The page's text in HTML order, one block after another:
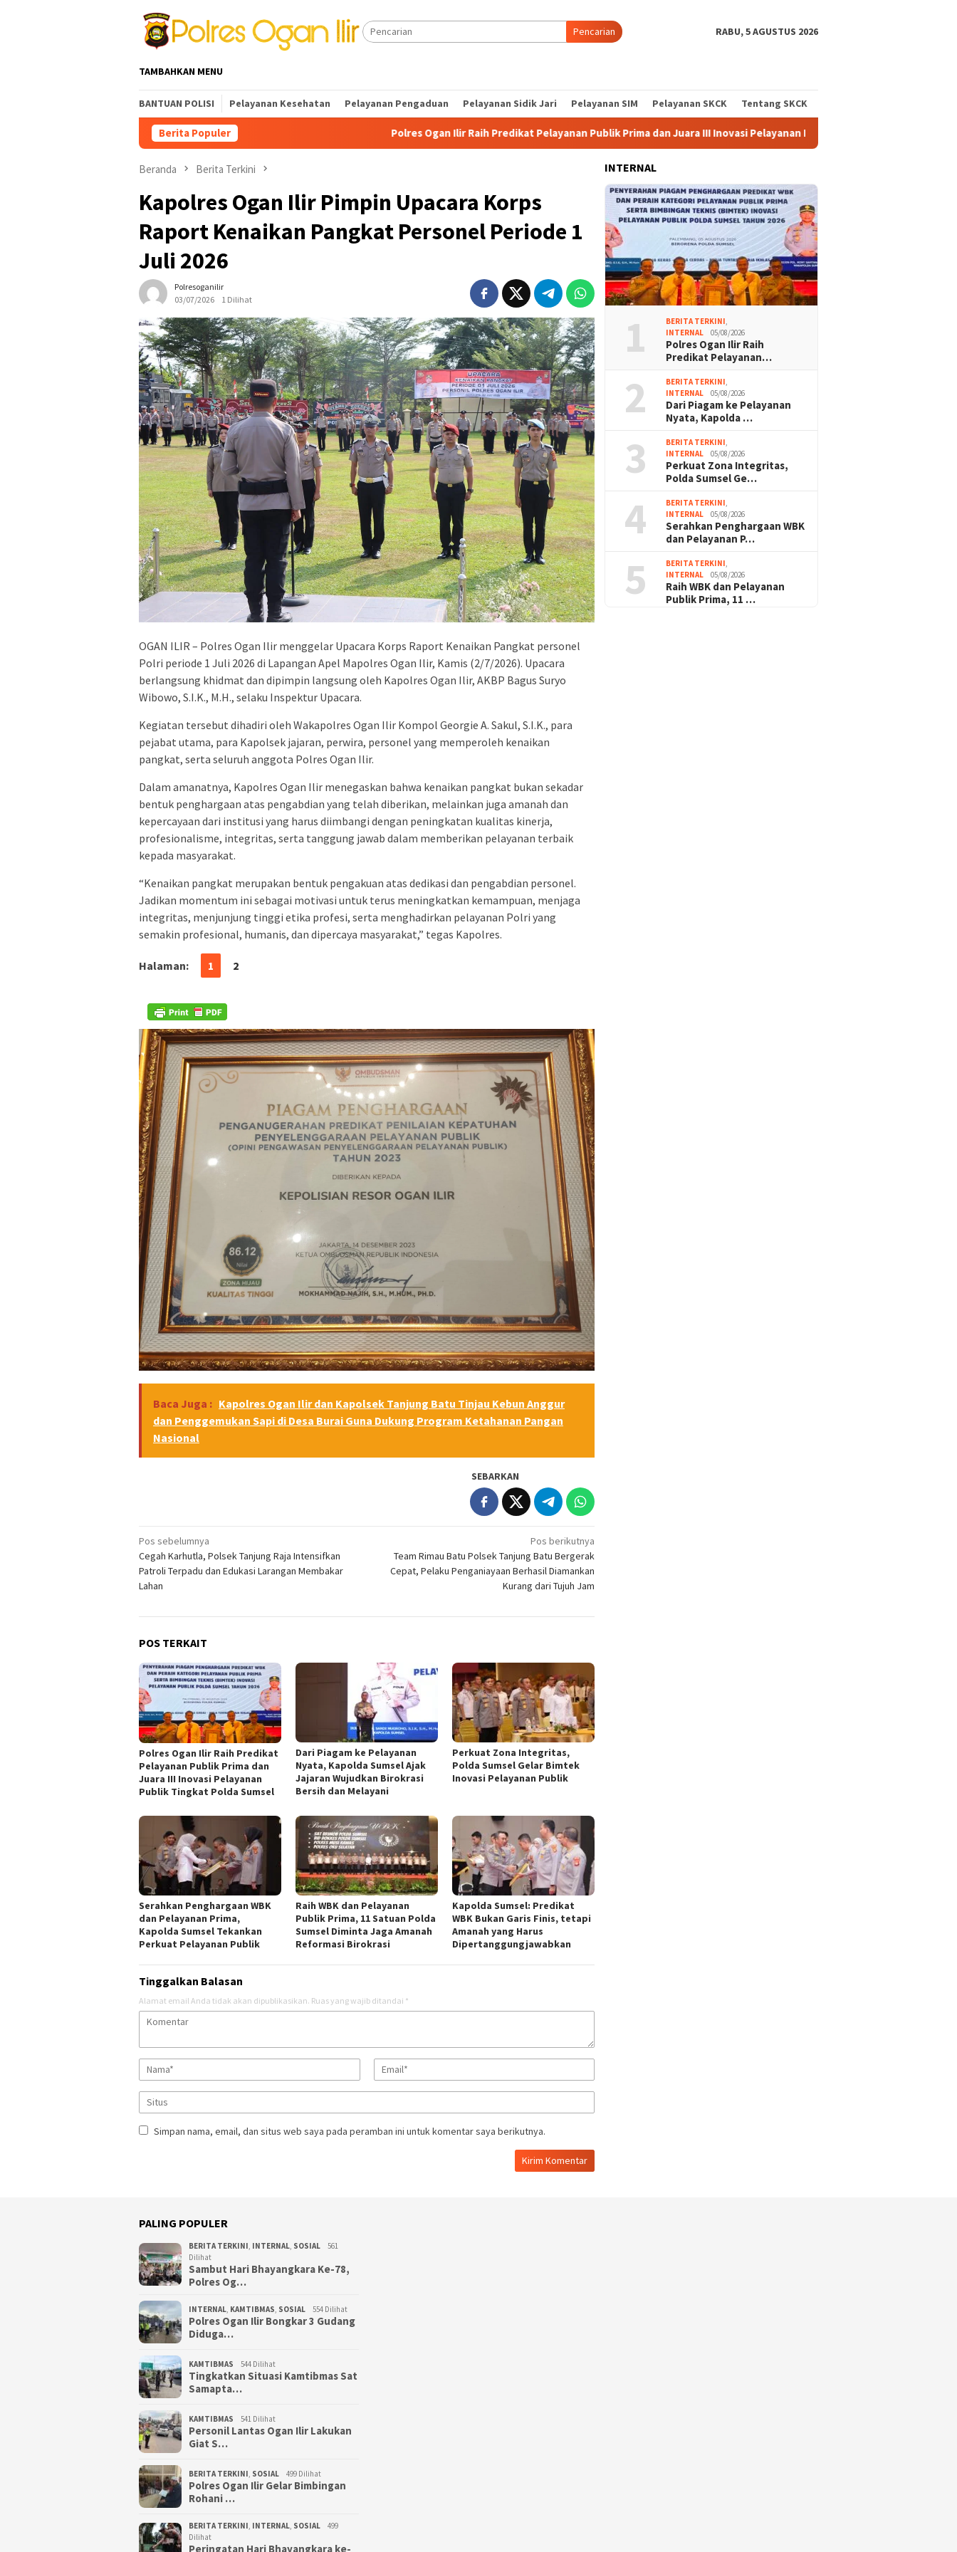
Pencarian RABU, 5 AGUSTUS 2026
TAMBAHKAN MENU
BANTUAN POLISI Pelayanan Kesehatan Pelayanan Pengaduan Pelayanan Sidik Jari Pelayanan SIM Pelayanan SKCK Tentang SKCK
Berita Populer Polres Ogan Ilir Raih Predikat Pelayanan Publik Prima dan Juara III Inovasi Pelayanan Publik Tingkat Polda Sumsel
Beranda Berita Terkini
Kapolres Ogan Ilir Pimpin Upacara Korps
Raport Kenaikan Pangkat Personel Periode 1
Juli 2026
Polresoganilir
03/07/2026
1 Dilihat
OGAN ILIR – Polres Ogan Ilir menggelar Upacara Korps Raport Kenaikan Pangkat personel
Polri periode 1 Juli 2026 di Lapangan Apel Mapolres Ogan Ilir, Kamis (2/7/2026). Upacara
berlangsung khidmat dan dipimpin langsung oleh Kapolres Ogan Ilir, AKBP Bagus Suryo
Wibowo, S.I.K., M.H., selaku Inspektur Upacara.
Kegiatan tersebut dihadiri oleh Wakapolres Ogan Ilir Kompol Georgie A. Sakul, S.I.K., para
pejabat utama, para Kapolsek jajaran, perwira, personel yang memperoleh kenaikan
pangkat, serta seluruh anggota Polres Ogan Ilir.
Dalam amanatnya, Kapolres Ogan Ilir menegaskan bahwa kenaikan pangkat bukan sekadar
bentuk penghargaan atas pengabdian yang telah diberikan, melainkan juga amanah dan
kepercayaan dari institusi yang harus diimbangi dengan peningkatan kualitas kinerja,
profesionalisme, integritas, serta tanggung jawab dalam memberikan pelayanan terbaik
kepada masyarakat.
“Kenaikan pangkat merupakan bentuk pengakuan atas dedikasi dan pengabdian personel.
Jadikan momentum ini sebagai motivasi untuk terus meningkatkan kemampuan, menjaga
integritas, menjunjung tinggi etika profesi, serta menghadirkan pelayanan Polri yang
semakin profesional, humanis, dan dipercaya masyarakat,” tegas Kapolres.
Halaman: 1 2
Baca Juga : Kapolres Ogan Ilir dan Kapolsek Tanjung Batu Tinjau Kebun Anggur
dan Penggemukan Sapi di Desa Burai Guna Dukung Program Ketahanan Pangan
Nasional
SEBARKAN
Navigasi
pos
Pos sebelumnya
Cegah Karhutla, Polsek Tanjung Raja Intensifkan
Patroli Terpadu dan Edukasi Larangan Membakar
Lahan
Pos berikutnya
Team Rimau Batu Polsek Tanjung Batu Bergerak
Cepat, Pelaku Penganiayaan Berhasil Diamankan
Kurang dari Tujuh Jam
POS TERKAIT
Polres Ogan Ilir Raih Predikat
Pelayanan Publik Prima dan
Juara III Inovasi Pelayanan
Publik Tingkat Polda Sumsel
Dari Piagam ke Pelayanan
Nyata, Kapolda Sumsel Ajak
Jajaran Wujudkan Birokrasi
Bersih dan Melayani
Perkuat Zona Integritas,
Polda Sumsel Gelar Bimtek
Inovasi Pelayanan Publik
Serahkan Penghargaan WBK
dan Pelayanan Prima,
Kapolda Sumsel Tekankan
Perkuat Pelayanan Publik
Raih WBK dan Pelayanan
Publik Prima, 11 Satuan Polda
Sumsel Diminta Jaga Amanah
Reformasi Birokrasi
Kapolda Sumsel: Predikat
WBK Bukan Garis Finis, tetapi
Amanah yang Harus
Dipertanggungjawabkan
Tinggalkan Balasan
Alamat email Anda tidak akan dipublikasikan. Ruas yang wajib ditandai *
Simpan nama, email, dan situs web saya pada peramban ini untuk komentar saya berikutnya.
INTERNAL
1 BERITA TERKINI
INTERNAL
05/08/2026
Polres Ogan Ilir Raih
Predikat Pelayanan…
2 BERITA TERKINI
INTERNAL
05/08/2026
Dari Piagam ke Pelayanan
Nyata, Kapolda …
3 BERITA TERKINI
INTERNAL
05/08/2026
Perkuat Zona Integritas,
Polda Sumsel Ge…
4 BERITA TERKINI
INTERNAL
05/08/2026
Serahkan Penghargaan WBK
dan Pelayanan P…
5 BERITA TERKINI
INTERNAL
05/08/2026
Raih WBK dan Pelayanan
Publik Prima, 11 …
PALING POPULER
BERITA TERKINI, INTERNAL, SOSIAL
561
Dilihat
Sambut Hari Bhayangkara Ke-78,
Polres Og…
INTERNAL, KAMTIBMAS, SOSIAL 554 Dilihat
Polres Ogan Ilir Bongkar 3 Gudang
Diduga…
KAMTIBMAS 544 Dilihat
Tingkatkan Situasi Kamtibmas Sat
Samapta…
KAMTIBMAS 541 Dilihat
Personil Lantas Ogan Ilir Lakukan
Giat S…
BERITA TERKINI, SOSIAL 499 Dilihat
Polres Ogan Ilir Gelar Bimbingan
Rohani …
BERITA TERKINI, INTERNAL, SOSIAL
499
Dilihat
Peringatan Hari Bhayangkara ke-